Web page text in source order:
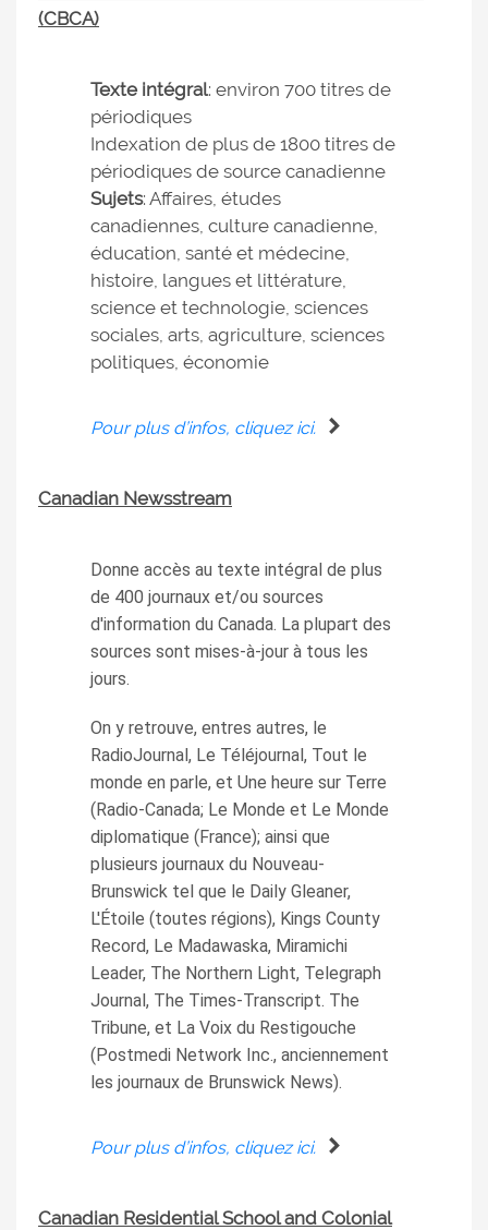
(CBCA)
Texte intégral: environ 700 titres de
périodiques
Indexation de plus de 1800 titres de
périodiques de source canadienne
Sujets: Affaires, études
canadiennes, culture canadienne,
éducation, santé et médecine,
histoire, langues et littérature,
science et technologie, sciences
sociales, arts, agriculture, sciences
politiques, économie
Pour plus d’infos, cliquez ici.
Canadian Newsstream
Donne accès au texte intégral de plus
de 400 journaux et/ou sources
d'information du Canada. La plupart des
sources sont mises-à-jour à tous les
jours.
On y retrouve, entres autres, le
RadioJournal, Le Téléjournal, Tout le
monde en parle, et Une heure sur Terre
(Radio-Canada; Le Monde et Le Monde
diplomatique (France); ainsi que
plusieurs journaux du Nouveau-
Brunswick tel que le Daily Gleaner,
L'Étoile (toutes régions), Kings County
Record, Le Madawaska, Miramichi
Leader, The Northern Light, Telegraph
Journal, The Times-Transcript. The
Tribune, et La Voix du Restigouche
(Postmedi Network Inc., anciennement
les journaux de Brunswick News).
Pour plus d’infos, cliquez ici.
Canadian Residential School and Colonial